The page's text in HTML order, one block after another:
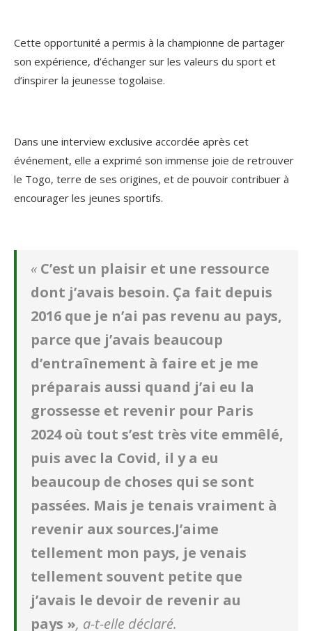
Cette opportunité a permis à la championne de partager
son expérience, d’échanger sur les valeurs du sport et
d’inspirer la jeunesse togolaise.
Dans une interview exclusive accordée après cet
événement, elle a exprimé son immense joie de retrouver
le Togo, terre de ses origines, et de pouvoir contribuer à
encourager les jeunes sportifs.
« C’est un plaisir et une ressource
dont j’avais besoin. Ça fait depuis
2016 que je n’ai pas revenu au pays,
parce que j’avais beaucoup
d’entraînement à faire et je me
préparais aussi quand j’ai eu la
grossesse et revenir pour Paris
2024 où tout s’est très vite emmêlé,
puis avec la Covid, il y a eu
beaucoup de choses qui se sont
passées. Mais je tenais vraiment à
revenir aux sources.J’aime
tellement mon pays, je venais
tellement souvent petite que
j’avais le devoir de revenir au
pays », a-t-elle déclaré.